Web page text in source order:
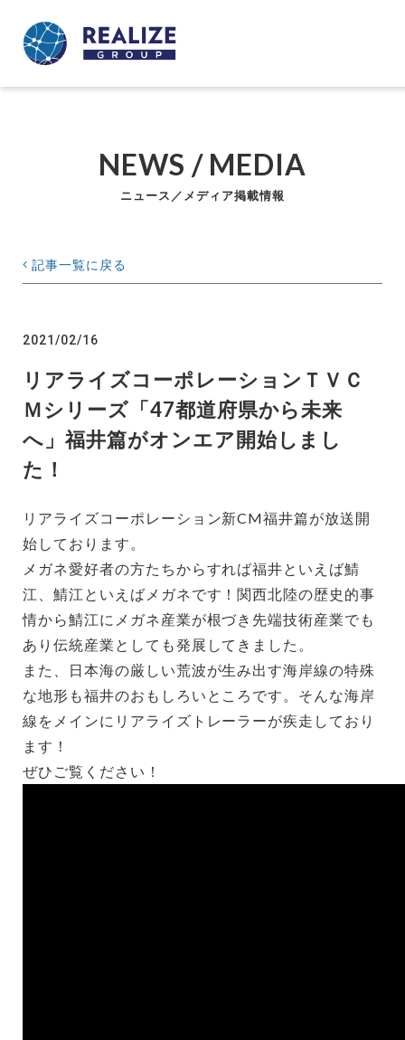
NEWS / MEDIA
ニュース／メディア掲載情報
記事一覧に戻る
2021/02/16
リアライズコーポレーションＴＶＣ
Ｍシリーズ「47都道府県から未来
へ」福井篇がオンエア開始しまし
た！
リアライズコーポレーション新CM福井篇が放送開
始しております。
メガネ愛好者の方たちからすれば福井といえば鯖
江、鯖江といえばメガネです！関西北陸の歴史的事
情から鯖江にメガネ産業が根づき先端技術産業でも
あり伝統産業としても発展してきました。
また、日本海の厳しい荒波が生み出す海岸線の特殊
な地形も福井のおもしろいところです。そんな海岸
線をメインにリアライズトレーラーが疾走しており
ます！
ぜひご覧ください！